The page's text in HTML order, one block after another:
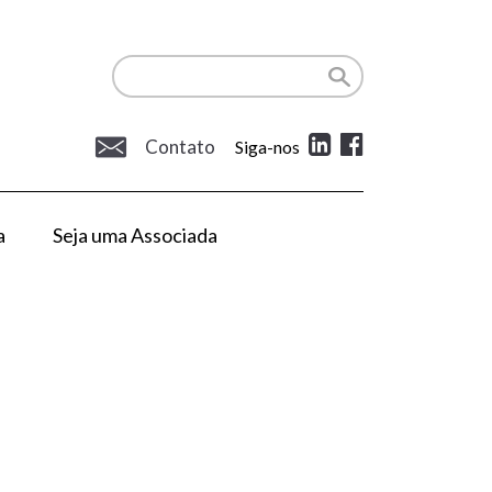
Contato Siga-nos
Seja uma Associada